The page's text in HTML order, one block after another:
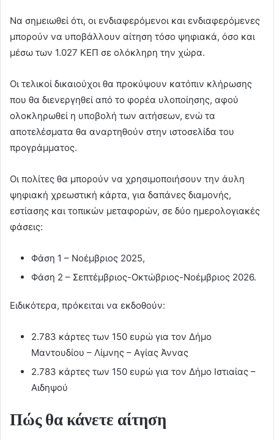
Να σημειωθεί ότι, οι ενδιαφερόμενοι και ενδιαφερόμενες
μπορούν να υποβάλλουν αίτηση τόσο ψηφιακά, όσο και
μέσω των 1.027 ΚΕΠ σε ολόκληρη την χώρα.
Οι τελικοί δικαιούχοι θα προκύψουν κατόπιν κλήρωσης
που θα διενεργηθεί από το φορέα υλοποίησης, αφού
ολοκληρωθεί η υποβολή των αιτήσεων, ενώ τα
αποτελέσματα θα αναρτηθούν στην ιστοσελίδα του
προγράμματος.
Οι πολίτες θα μπορούν να χρησιμοποιήσουν την άυλη
ψηφιακή χρεωστική κάρτα, για δαπάνες διαμονής,
εστίασης και τοπικών μεταφορών, σε δύο ημερολογιακές
φάσεις:
Φάση 1 – Νοέμβριος 2025,
Φάση 2 – Σεπτέμβριος-Οκτώβριος-Νοέμβριος 2026.
Ειδικότερα, πρόκειται να εκδοθούν:
2.783 κάρτες των 150 ευρώ για τον Δήμο
Μαντουδίου – Λίμνης – Αγίας Άννας
2.783 κάρτες των 150 ευρώ για τον Δήμο Ιστιαίας –
Αιδηψού
Πώς θα κάνετε αίτηση